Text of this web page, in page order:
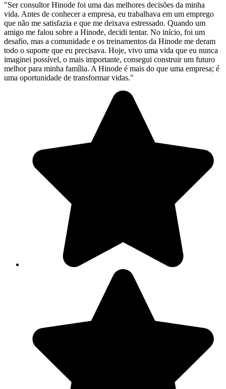
"Ser consultor Hinode foi uma das melhores decisões da minha
vida. Antes de conhecer a empresa, eu trabalhava em um emprego
que não me satisfazia e que me deixava estressado. Quando um
amigo me falou sobre a Hinode, decidi tentar. No início, foi um
desafio, mas a comunidade e os treinamentos da Hinode me deram
todo o suporte que eu precisava. Hoje, vivo uma vida que eu nunca
imaginei possível, o mais importante, consegui construir um futuro
melhor para minha família. A Hinode é mais do que uma empresa; é
uma oportunidade de transformar vidas."